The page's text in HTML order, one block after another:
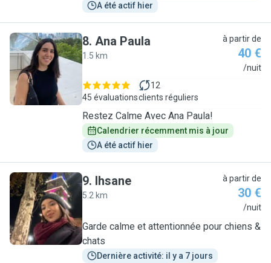
A été actif hier
A
8. Ana Paula
1.5 km
à partir de
40 €
/nuit
45 évaluations
12
clients réguliers
Restez Calme Avec Ana Paula!
Calendrier récemment mis à jour
A été actif hier
I
9. Ihsane
5.2 km
à partir de
30 €
/nuit
Garde calme et attentionnée pour chiens &
chats
Dernière activité: il y a 7 jours